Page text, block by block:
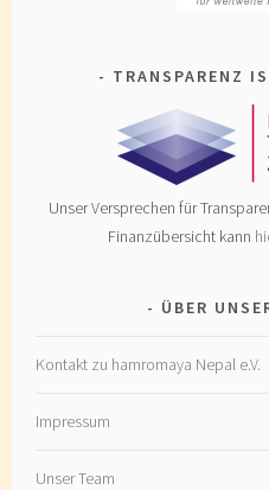
TRANSPARENZ
Unser Versprechen für
Finanzübersicht kann
ÜBER
Kontakt zu hamromaya Nepal e.V.
Impressum
Unser Team